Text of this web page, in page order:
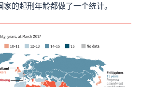
的起刑年龄都做了一个统计。